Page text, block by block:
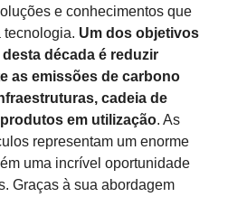
e conhecimentos que
tecnologia. Um dos objetivos
década é reduzir
as emissões de carbono
cadeia de
em utilização. As
representam um enorme
uma incrível oportunidade
Graças à sua abordagem